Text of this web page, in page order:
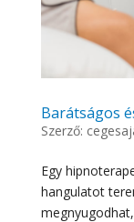
Barátságos
Szerző:
Egy
hangulatot